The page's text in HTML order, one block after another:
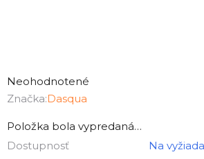
hodnotenie
produktu
0,0
z
Neohodnotené
Značka:Dasqua
Položka bola vypredaná…
Dostupnosť
Na